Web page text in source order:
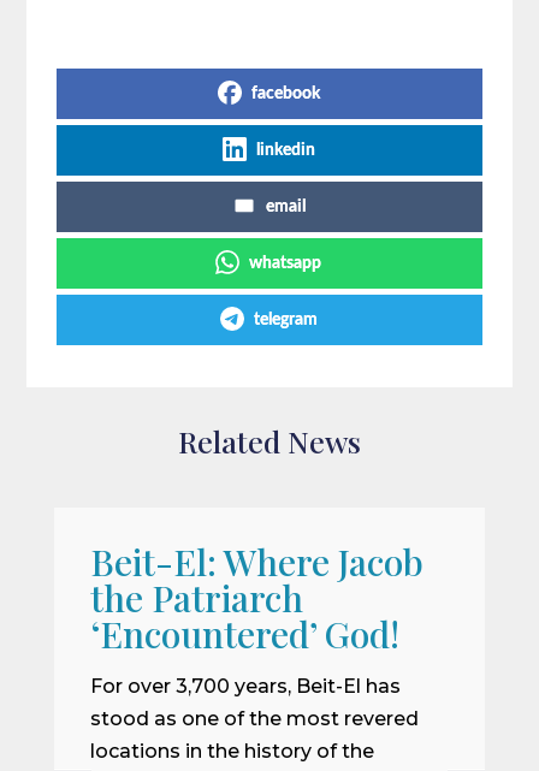
facebook
linkedin
email
whatsapp
telegram
Related News
Beit-El: Where Jacob
the Patriarch
‘Encountered’ God!
For over 3,700 years, Beit-El has
stood as one of the most revered
locations in the history of the